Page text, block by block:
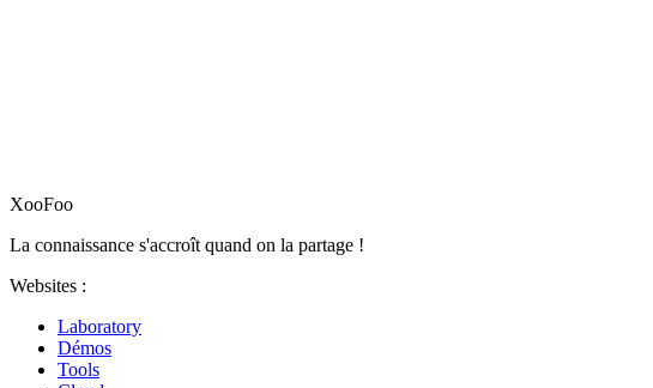
XooFoo
La connaissance s'accroît quand on la partage !
Websites :
Laboratory
Démos
Tools